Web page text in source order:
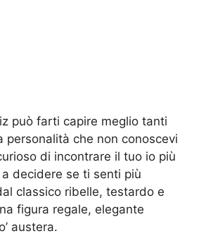
può farti capire meglio tanti
personalità che non conoscevi
di incontrare il tuo io più
decidere se ti senti più
classico ribelle, testardo e
figura regale, elegante
austera.